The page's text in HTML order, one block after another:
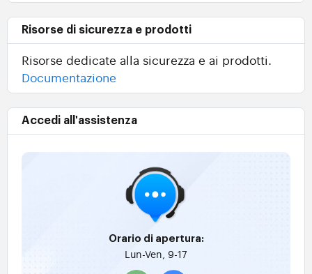
Risorse di sicurezza e prodotti
Risorse dedicate alla sicurezza e ai prodotti.
Documentazione
Accedi all'assistenza
Orario di apertura:
Lun-Ven, 9-17